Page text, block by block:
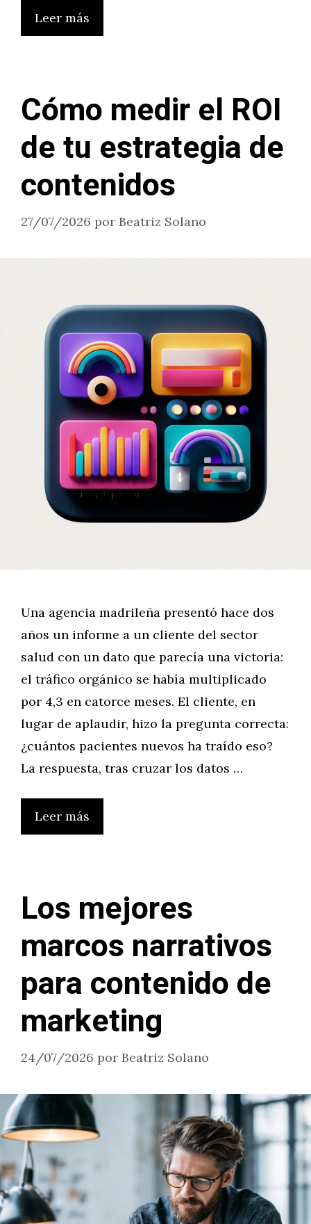
Leer más
Cómo medir el ROI
de tu estrategia de
contenidos
27/07/2026 por Beatriz Solano
Una agencia madrileña presentó hace dos
años un informe a un cliente del sector
salud con un dato que parecía una victoria:
el tráfico orgánico se había multiplicado
por 4,3 en catorce meses. El cliente, en
lugar de aplaudir, hizo la pregunta correcta:
¿cuántos pacientes nuevos ha traído eso?
La respuesta, tras cruzar los datos …
Leer más
Los mejores
marcos narrativos
para contenido de
marketing
24/07/2026 por Beatriz Solano